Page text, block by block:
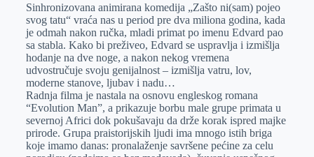
Sinhronizovana animirana komedija „Zašto ni(sam) pojeo
svog tatu“ vraća nas u period pre dva miliona godina, kada
je odmah nakon ručka, mladi primat po imenu Edvard pao
sa stabla. Kako bi preživeo, Edvard se uspravlja i izmišlja
hodanje na dve noge, a nakon nekog vremena
udvostručuje svoju genijalnost – izmišlja vatru, lov,
moderne stanove, ljubav i nadu…
Radnja filma je nastala na osnovu engleskog romana
“Evolution Man”, a prikazuje borbu male grupe primata u
severnoj Africi dok pokušavaju da drže korak ispred majke
prirode. Grupa praistorijskih ljudi ima mnogo istih briga
koje imamo danas: pronalaženje savršene pećine za celu